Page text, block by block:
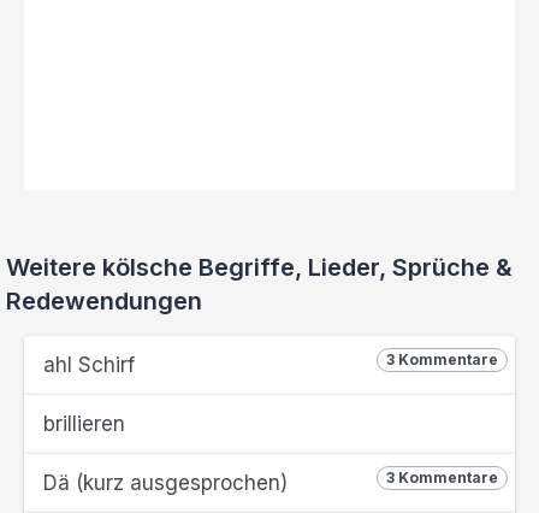
Weitere kölsche Begriffe, Lieder, Sprüche &
Redewendungen
3 Kommentare
ahl Schirf
brillieren
3 Kommentare
Dä (kurz ausgesprochen)